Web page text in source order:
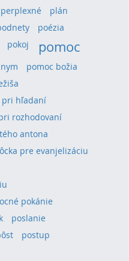
perplexné
plán
poézia
pokoj pomoc
pomoc božia
pri hľadaní
rozhodovaní
antona
pre evanjelizáciu
pokánie
poslanie
postup